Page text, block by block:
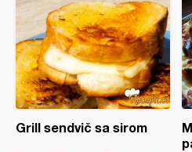
Grill sendvič sa sirom